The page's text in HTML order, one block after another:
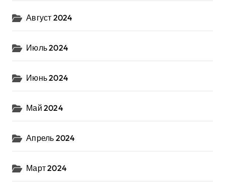
Август 2024
Июль 2024
Июнь 2024
Май 2024
Апрель 2024
Март 2024